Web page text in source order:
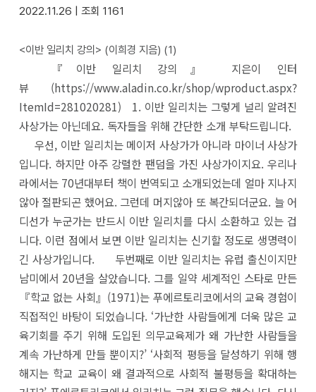
2022.11.26 |
조회 1161
<이반 일리치 강의> (이희경 지음) (1)
『이반 일리치 강의』 지은이 인터
뷰 (https://www.aladin.co.kr/shop/wproduct.aspx?
ItemId=281020281) 1. 이반 일리치는 그렇게 널리 알려진
사상가는 아닌데요. 독자들을 위해 간단한 소개 부탁드립니다.
우선, 이반 일리치는 메이저 사상가가 아니라 마이너 사상가
입니다. 하지만 아주 강렬한 팬덤을 가진 사상가이지요. 우리나
라에서는 70년대부터 책이 번역되고 소개되었는데 얼마 지나지
않아 절판되곤 했어요. 그런데 머지않아 또 복간되더군요. 늘 어
디선가 누군가는 반드시 이반 일리치를 다시 소환하고 있는 겁
니다. 이런 점에서 보면 이반 일리치는 신기할 정도로 생명력이
긴 사상가입니다. 두번째로 이반 일리치는 유럽 출신이지만
남미에서 20년을 살았습니다. 그를 일약 세계적인 스타로 만든
『학교 없는 사회』(1971)는 푸에르토리코에서의 교육 경험이
직접적인 바탕이 되었습니다. ‘가난한 사람들에게 더욱 많은 교
육기회를 주기 위해 도입된 의무교육제가 왜 가난한 사람들을
계속 가난하게 만들 뿐이지?’ ‘사회적 평등을 달성하기 위해 행
해지는 학교 교육이 왜 결과적으로 사회적 불평등을 확대하는